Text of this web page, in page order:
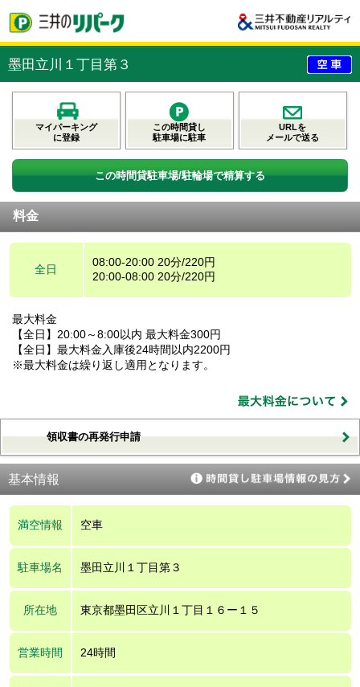
墨田立川１丁目第３
マイパーキング
に登録
この時間貸し
駐車場に駐車
URLを
メールで送る
この時間貸駐車場/駐輪場で精算する
料金
全日
08:00-20:00 20分/220円
20:00-08:00 20分/220円
最大料金
【全日】20:00～8:00以内 最大料金300円
【全日】最大料金入庫後24時間以内2200円
※最大料金は繰り返し適用となります。
領収書の再発行申請
基本情報
満空情報 空車
駐車場名 墨田立川１丁目第３
所在地 東京都墨田区立川１丁目１６ー１５
営業時間 24時間